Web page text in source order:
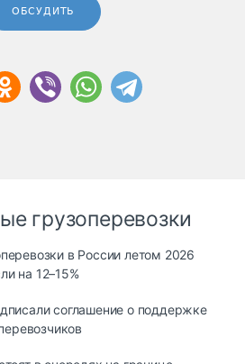
ОБСУДИТЬ
грузоперевозки
в России летом 2026
на 12–15%
соглашение о поддержке